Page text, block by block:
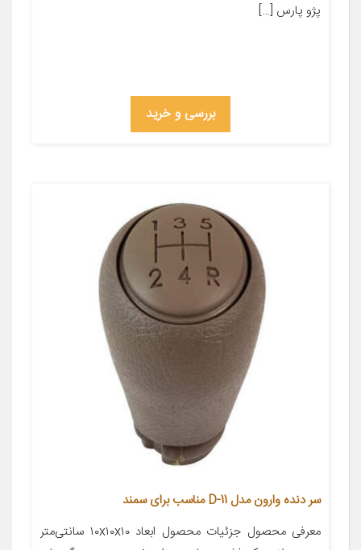
پژو پارس […]
بررسی و خرید
سر دنده وارون مدل D-11 مناسب برای سمند
معرفی محصول جزئیات محصول ابعاد ۱۰x۱۰x۱۰ سانتی‌متر